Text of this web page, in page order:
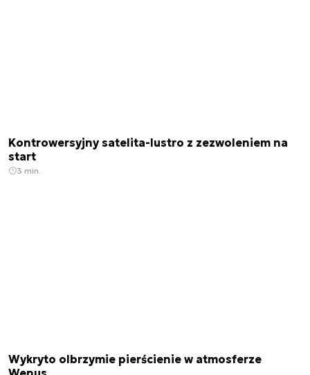
Kontrowersyjny satelita-lustro z zezwoleniem na
start
3 min.
Wykryto olbrzymie pierścienie w atmosferze